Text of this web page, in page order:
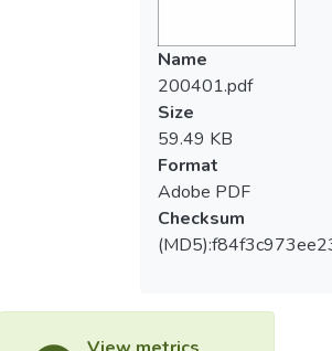
Name
200401.pdf
Size
59.49 KB
Format
Adobe PDF
Checksum